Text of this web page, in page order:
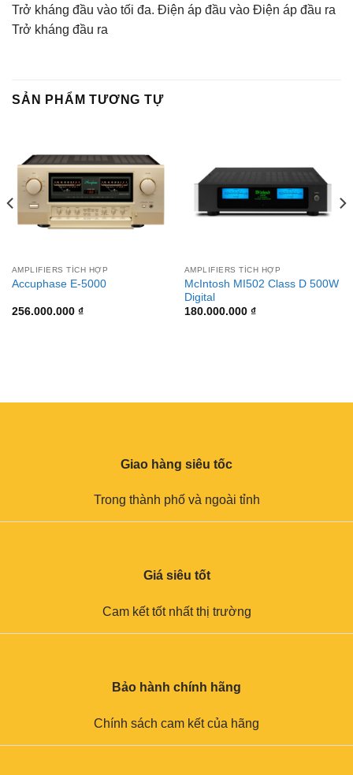
Trở kháng đầu vào tối đa. Điện áp đầu vào Điện áp đầu ra
Trở kháng đầu ra
SẢN PHẨM TƯƠNG TỰ
AMPLIFIERS TÍCH HỢP
Accuphase E-5000
256.000.000 ₫
AMPLIFIERS TÍCH HỢP
McIntosh MI502 Class D 500W
Digital
180.000.000 ₫
Giao hàng siêu tốc
Trong thành phố và ngoài tỉnh
Giá siêu tốt
Cam kết tốt nhất thị trường
Bảo hành chính hãng
Chính sách cam kết của hãng